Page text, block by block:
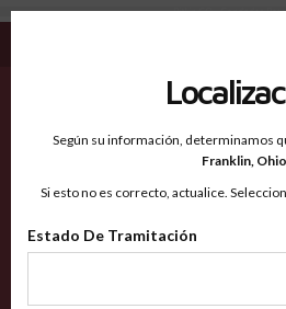
Pitkin CO - Condados
Condados
Según su información, determinamos
Franklin, Ohio
Si esto no es correcto, actualice.
Estado De Tramitación
Tramitación